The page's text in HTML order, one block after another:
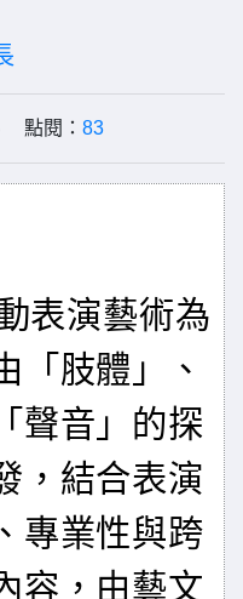
點閱： 83
表演藝術為
「肢體」、
聲音」的探
，結合表演
專業性與跨
容，由藝文